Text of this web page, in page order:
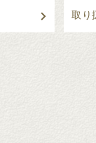
取り